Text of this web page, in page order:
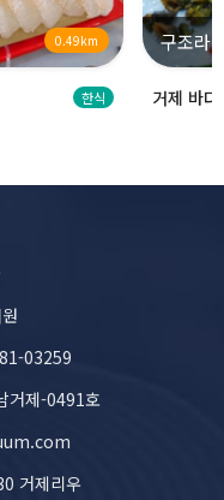
0.49km
한식
구조라
거제 바
03259
거제-0491호
거제리우